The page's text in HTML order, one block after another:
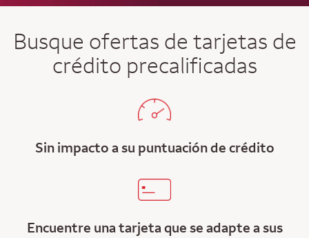
Busque ofertas de tarjetas de
crédito precalificadas
Sin impacto a su puntuación de crédito
Encuentre una tarjeta que se adapte a sus